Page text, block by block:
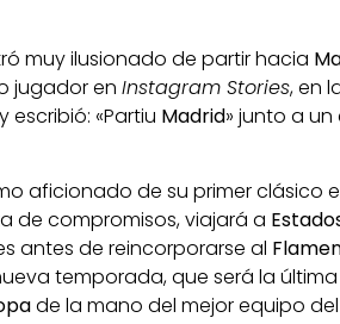
muy ilusionado de partir hacia
jugador en Instagram Stories, en
«Partiu Madrid» junto a
aficionado de su primer clásico
de compromisos, viajará a
antes de reincorporarse al
temporada, que será la
de la mano del mejor equipo